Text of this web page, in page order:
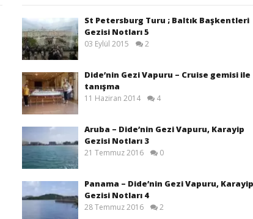
St Petersburg Turu ; Baltık Başkentleri
Gezisi Notları 5
03 Eylül 2015 2
Dide’nin Gezi Vapuru – Cruise gemisi ile
tanışma
11 Haziran 2014 4
Aruba – Dide’nin Gezi Vapuru, Karayip
Gezisi Notları 3
21 Temmuz 2016 0
Panama – Dide’nin Gezi Vapuru, Karayip
Gezisi Notları 4
28 Temmuz 2016 2